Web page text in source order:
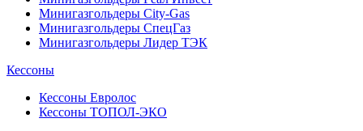
Минигазгольдеры City-Gas
Минигазгольдеры СпецГаз
Минигазгольдеры Лидер ТЭК
Кессоны
Кессоны Евролос
Кессоны ТОПОЛ-ЭКО